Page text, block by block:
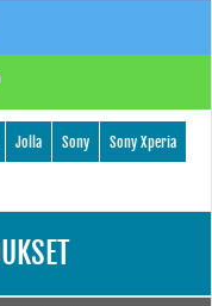
Sony Xperia
Sony
Jolla